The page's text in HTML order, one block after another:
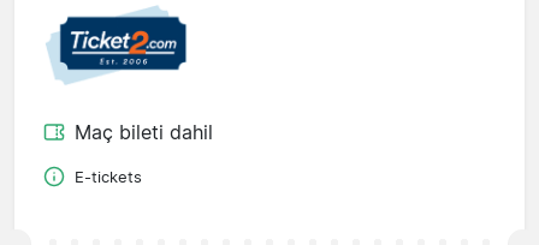
Maç bileti dahil
E-tickets